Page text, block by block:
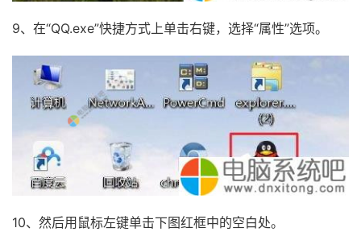
9、在“QQ.exe”快捷方式上单击右键，选择“属性”选项。
10、然后用鼠标左键单击下图红框中的空白处。